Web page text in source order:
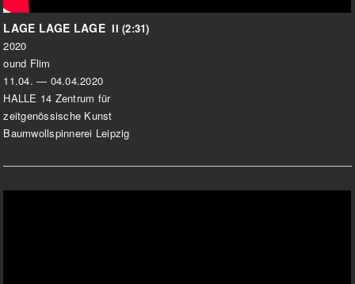
LAGE LAGE LAGE II (2:31)
2020
ound Flim
11.04. — 04.04.2020
HALLE 14 Zentrum für
zeitgenössische Kunst
Baumwollspinnerei Leipzig